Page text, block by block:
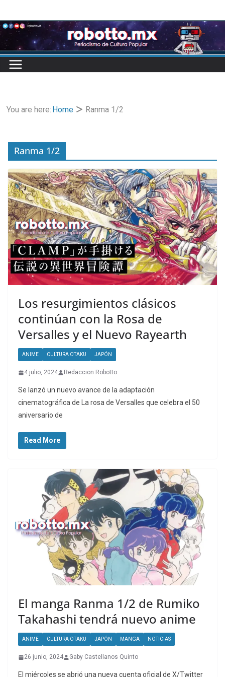
to
content
You are here: Home Ranma 1/2
Ranma 1/2
Los resurgimientos clásicos
continúan con la Rosa de
Versalles y el Nuevo Rayearth
ANIME CULTURA OTAKU JAPÓN
4 julio, 2024 Redaccion Robotto
Se lanzó un nuevo avance de la adaptación
cinematográfica de La rosa de Versalles que celebra el 50
aniversario de
Read More
El manga Ranma 1/2 de Rumiko
Takahashi tendrá nuevo anime
ANIME CULTURA OTAKU JAPÓN MANGA NOTICIAS
26 junio, 2024 Gaby Castellanos Quinto
El miércoles se abrió una nueva cuenta oficial de X/Twitter